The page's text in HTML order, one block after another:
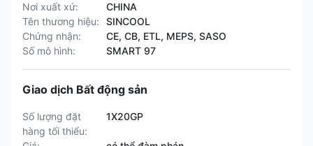
Nơi xuất xứ:
CHINA
Tên thương hiệu:
SINCOOL
Chứng nhận:
CE, CB, ETL, MEPS, SASO
Số mô hình:
SMART 97
Giao dịch Bất động sản
Số lượng đặt
hàng tối thiểu:
1X20GP